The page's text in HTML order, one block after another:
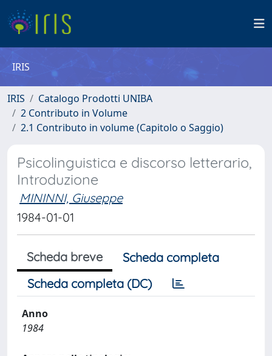
IRIS
IRIS
Catalogo Prodotti UNIBA
2 Contributo in Volume
2.1 Contributo in volume (Capitolo o Saggio)
Psicolinguistica e discorso letterario,
Introduzione
MININNI, Giuseppe
1984-01-01
Scheda breve
Scheda completa
Scheda completa (DC)
Anno
1984